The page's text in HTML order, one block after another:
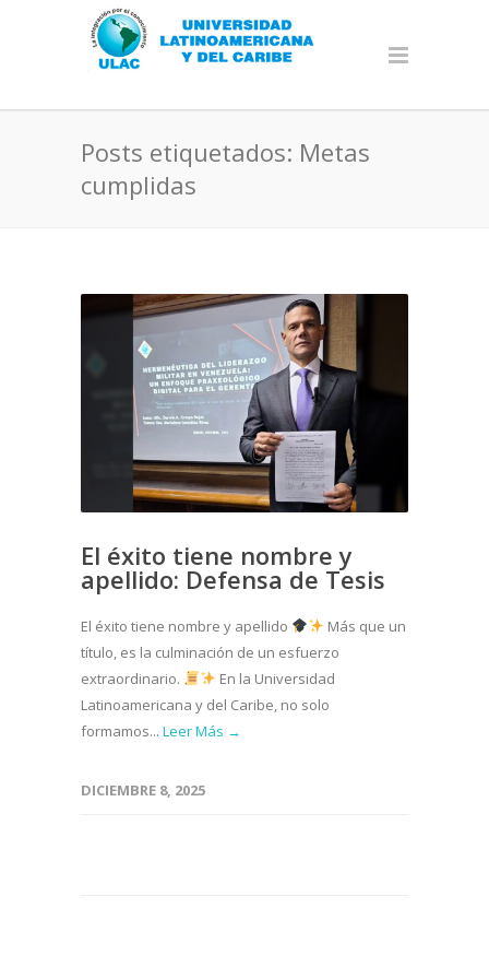
Posts etiquetados: Metas
cumplidas
El éxito tiene nombre y
apellido: Defensa de Tesis
El éxito tiene nombre y apellido
Más que un
título, es la culminación de un esfuerzo
extraordinario.
En la Universidad
Latinoamericana y del Caribe, no solo
formamos... Leer Más →
DICIEMBRE 8, 2025